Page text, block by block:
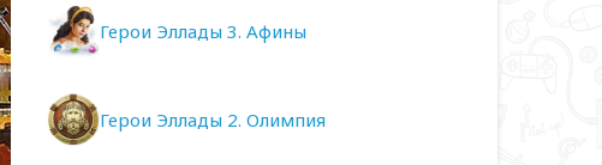
Герои Эллады 3. Афины
Герои Эллады 2. Олимпия